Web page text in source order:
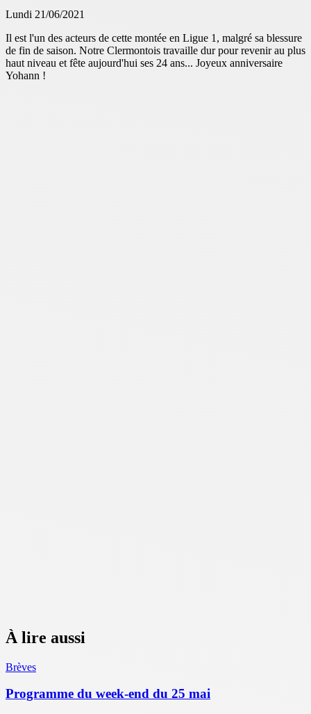
Lundi 21/06/2021
Il est l'un des acteurs de cette montée en Ligue 1, malgré sa blessure
de fin de saison. Notre Clermontois travaille dur pour revenir au plus
haut niveau et fête aujourd'hui ses 24 ans... Joyeux anniversaire
Yohann !
À lire aussi
Brèves
Programme du week-end du 25 mai